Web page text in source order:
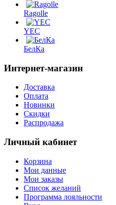
Ragolle
YEC
БелКа
Интернет-магазин
Доставка
Оплата
Новинки
Скидки
Распродажа
Личный кабинет
Корзина
Мои данные
Мои заказы
Список желаний
Программа лояльности